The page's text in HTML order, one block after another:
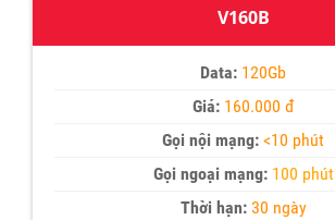
V160B
Data: 120Gb
Giá: 160.000 đ
Gọi nội mạng: <10 phút
Gọi ngoại mạng: 100 phút
Thời hạn:30 ngày